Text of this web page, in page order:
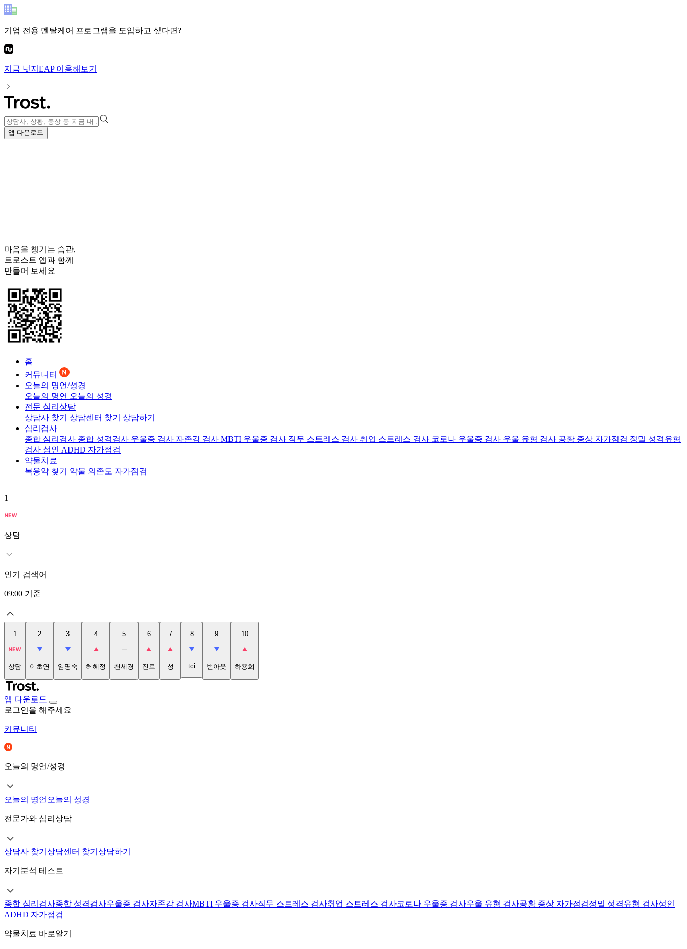
기업 전용 멘탈케어 프로그램을 도입하고 싶다면?
지금 넛지EAP이용해보기
앱 다운로드
마음을 챙기는 습관,
트로스트 앱과 함께
만들어 보세요
홈
커뮤니티
오늘의 명언/성경
오늘의 명언 오늘의 성경
전문 심리상담
상담사 찾기 상담센터 찾기 상담하기
심리검사
종합 심리검사 종합 성격검사 우울증 검사 자존감 검사 MBTI 우울증 검사 직무 스트레스 검사 취업 스트레스 검사 코로나 우울증 검사 우울 유형 검사 공황 증상 자가점검 정밀 성격유형
검사 성인 ADHD 자가점검
약물치료
복용약 찾기 약물 의존도 자가점검
1
상담
인기 검색어
09:00 기준
1
상담
2
이초연
3
임명숙
4
허혜정
5
천세경
6
진로
7
성
8
tci
9
번아웃
10
하용희
앱 다운로드
로그인을 해주세요
커뮤니티
오늘의 명언/성경
오늘의 명언 오늘의 성경
전문가와 심리상담
상담사 찾기 상담센터 찾기 상담하기
자기분석 테스트
종합 심리검사종합 성격검사우울증 검사자존감 검사MBTI 우울증 검사직무 스트레스 검사취업 스트레스 검사코로나 우울증 검사우울 유형 검사공황 증상 자가점검정밀 성격유형 검사성인
ADHD 자가점검
약물치료 바로알기